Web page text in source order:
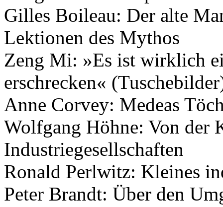
Gilles Boileau: Der alte
Lektionen des Mythos
Zeng Mi: »Es ist wirklich
erschrecken«
Anne Corvey: Medeas
Wolfgang Höhne: Von der
Industriegesellschaften
Ronald Perlwitz: Kleines
Peter Brandt: Über den